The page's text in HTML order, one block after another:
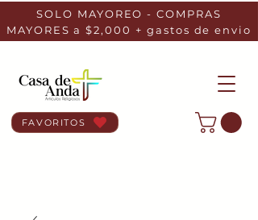
SOLO MAYOREO - COMPRAS
MAYORES a $2,000 + gastos de envio
FAVORITOS